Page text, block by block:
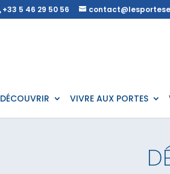
+33 5 46 29 50 56
DÉCOUVRIR VIVRE AUX PORTES